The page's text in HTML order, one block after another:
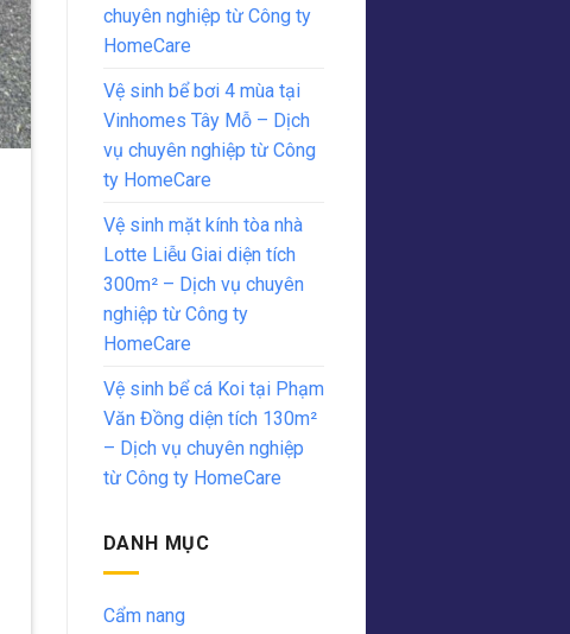
chuyên nghiệp từ Công ty
HomeCare
Vệ sinh bể bơi 4 mùa tại
Vinhomes Tây Mỗ – Dịch
vụ chuyên nghiệp từ Công
ty HomeCare
Vệ sinh mặt kính tòa nhà
Lotte Liễu Giai diện tích
300m² – Dịch vụ chuyên
nghiệp từ Công ty
HomeCare
Vệ sinh bể cá Koi tại Phạm
Văn Đồng diện tích 130m²
– Dịch vụ chuyên nghiệp
từ Công ty HomeCare
DANH MỤC
Cẩm nang